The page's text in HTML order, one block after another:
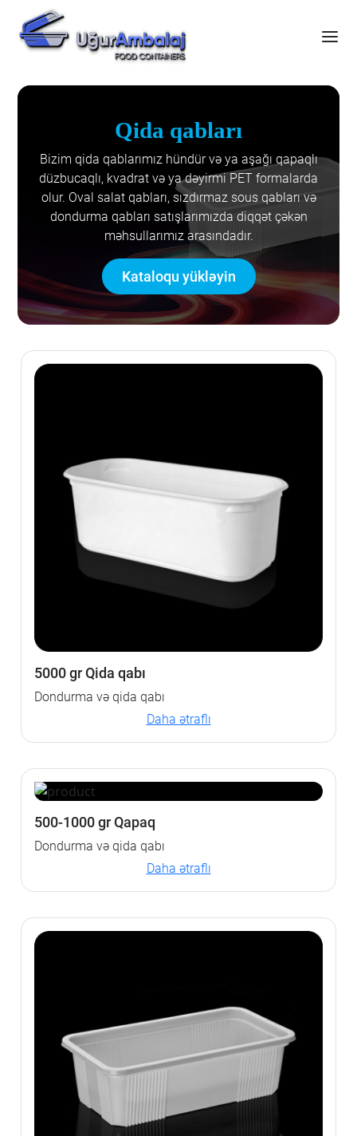
Qida qabları
Bizim qida qablarımız hündür və ya aşağı qapaqlı
düzbucaqlı, kvadrat və ya dəyirmi PET formalarda
olur. Oval salat qabları, sızdırmaz sous qabları və
dondurma qabları satışlarımızda diqqət çəkən
məhsullarımız arasındadır.
Kataloqu yükləyin
5000 gr Qida qabı
Dondurma və qida qabı
Daha ətraflı
500-1000 gr Qapaq
Dondurma və qida qabı
Daha ətraflı